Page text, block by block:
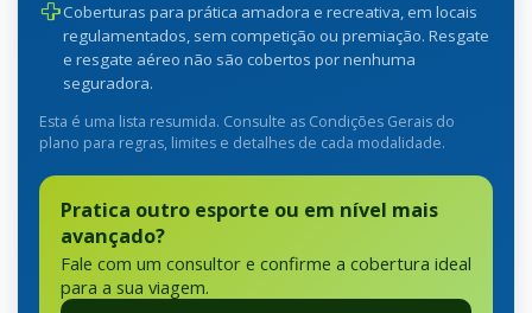
Coberturas para prática amadora e recreativa, em locais
regulamentados, sem competição ou premiação. Resgate
e resgate aéreo não são cobertos por nenhuma
seguradora.
Esta é uma lista resumida. Consulte as Condições Gerais do
plano para regras, limites e detalhes de cada modalidade.
Pratica outro esporte ou em nível mais
avançado?
Fale com um consultor e confirme a cobertura ideal
para a sua viagem.